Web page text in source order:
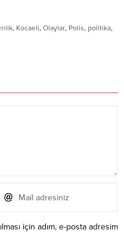
, Kocaeli, Olaylar, Polis, politika,
için adım, e-posta adresim